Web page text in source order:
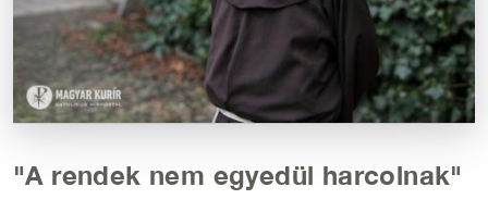
"A rendek nem egyedül harcolnak"